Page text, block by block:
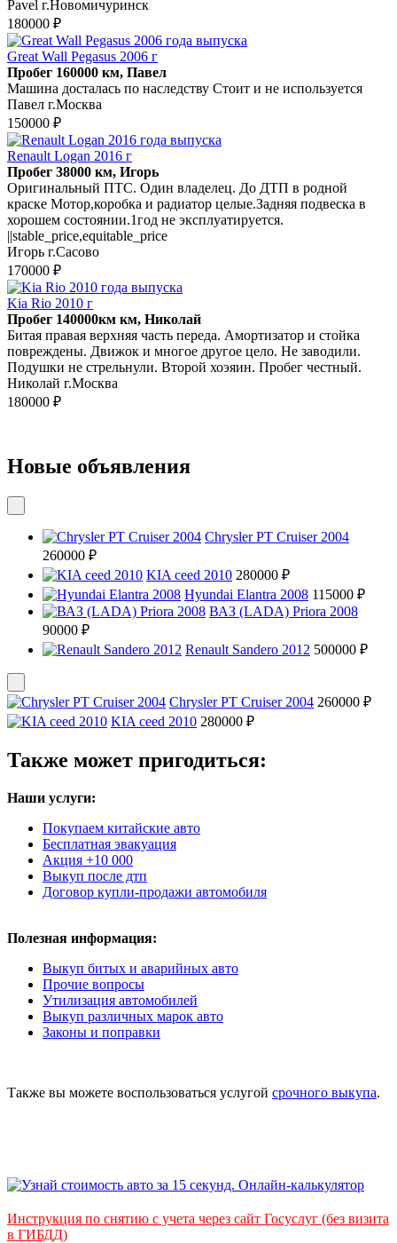
Pavel г.Новомичуринск
180000 ₽
Great Wall Pegasus 2006 г
Пробег 160000 км, Павел
Машина досталась по наследству Стоит и не используется
Павел г.Москва
150000 ₽
Renault Logan 2016 г
Пробег 38000 км, Игорь
Оригинальный ПТС. Один владелец. До ДТП в родной
краске Мотор,коробка и радиатор целые.Задняя подвеска в
хорошем состоянии.1год не эксплуатируется.
||stable_price,equitable_price
Игорь г.Сасово
170000 ₽
Kia Rio 2010 г
Пробег 140000км км, Николай
Битая правая верхняя часть переда. Амортизатор и стойка
повреждены. Движок и многое другое цело. Не заводили.
Подушки не стрельнули. Второй хоэяин. Пробег честный.
Николай г.Москва
180000 ₽
Новые объявления
Chrysler PT Cruiser 2004
260000 ₽
KIA ceed 2010 280000 ₽
Hyundai Elantra 2008 115000 ₽
ВАЗ (LADA) Priora 2008
90000 ₽
Renault Sandero 2012 500000 ₽
Chrysler PT Cruiser 2004 260000 ₽
KIA ceed 2010 280000 ₽
Также может пригодиться:
Наши услуги:
Покупаем китайские авто
Бесплатная эвакуация
Акция +10 000
Выкуп после дтп
Договор купли-продажи автомобиля
Полезная информация:
Выкуп битых и аварийных авто
Прочие вопросы
Утилизация автомобилей
Выкуп различных марок авто
Законы и поправки
Также вы можете воспользоваться услугой срочного выкупа.
Инструкция по снятию с учета через сайт Госуслуг (без визита
в ГИБДД)